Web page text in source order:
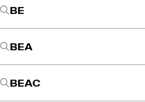
BE
BEA
BEAC